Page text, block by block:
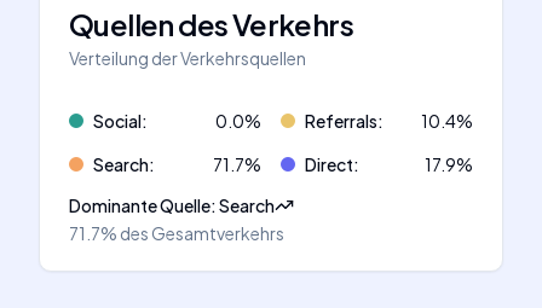
Quellen des Verkehrs
Verteilung der Verkehrsquellen
Social: 0.0% Referrals: 10.4%
Search: 71.7% Direct: 17.9%
Dominante Quelle:Search
71.7% des Gesamtverkehrs